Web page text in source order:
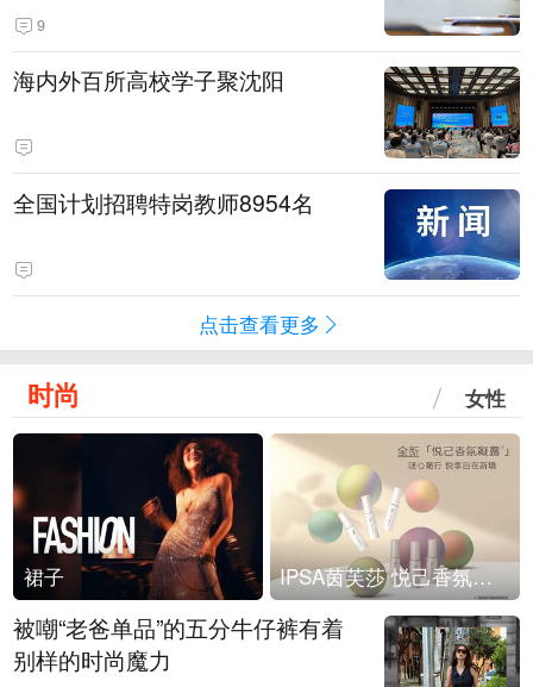
9
海内外百所高校学子聚沈阳
全国计划招聘特岗教师8954名
点击查看更多
时尚 女性
裙子 IPSA茵芙莎 悦己香氛凝露上市
被嘲“老爸单品”的五分牛仔裤有着
别样的时尚魔力